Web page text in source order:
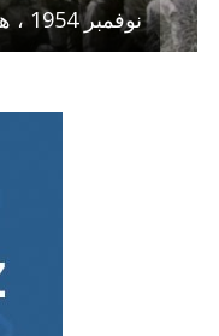
1 نوفمبر 1954 ، هبّة روح الأمّة الجزائرية الخالدة